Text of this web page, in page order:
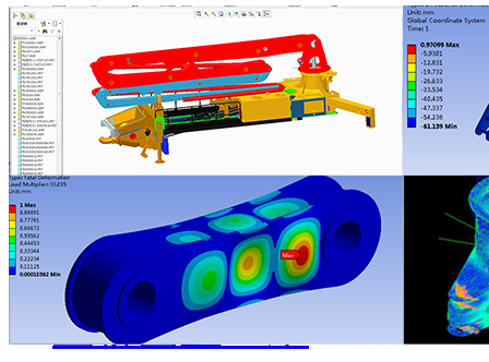
五桥国五70米
四桥国五63米
四桥国五58米
三桥国五52米
三桥国五50米
三桥国五47米